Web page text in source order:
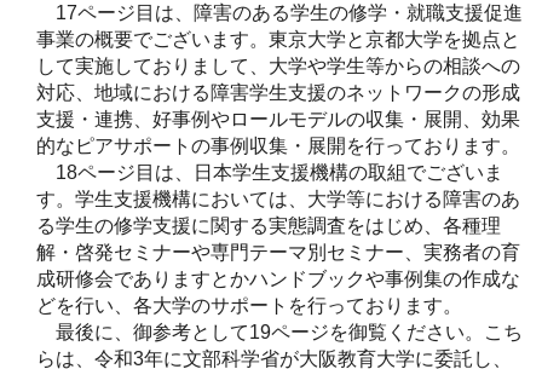
17ページ目は、障害のある学生の修学・就職支援促進
事業の概要でございます。東京大学と京都大学を拠点と
して実施しておりまして、大学や学生等からの相談への
対応、地域における障害学生支援のネットワークの形成
支援・連携、好事例やロールモデルの収集・展開、効果
的なピアサポートの事例収集・展開を行っております。
18ページ目は、日本学生支援機構の取組でございま
す。学生支援機構においては、大学等における障害のあ
る学生の修学支援に関する実態調査をはじめ、各種理
解・啓発セミナーや専門テーマ別セミナー、実務者の育
成研修会でありますとかハンドブックや事例集の作成な
どを行い、各大学のサポートを行っております。
最後に、御参考として19ページを御覧ください。こち
らは、令和3年に文部科学省が大阪教育大学に委託し、